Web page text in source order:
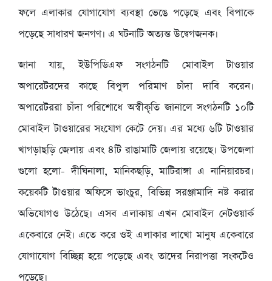
ফলে এলাকার যোগাযোগ ব্যবস্থা ভেঙে পড়েছে এবং বিপাকে
পড়েছে সাধারণ জনগণ। এ ঘটনাটি অত্যন্ত উদ্বেগজনক।
জানা যায়, ইউপিডিএফ সংগঠনটি মোবাইল টাওয়ার
অপারেটরদের কাছে বিপুল পরিমাণ চাঁদা দাবি করেন।
অপারেটররা চাঁদা পরিশোধে অস্বীকৃতি জানালে সংগঠনটি ১০টি
মোবাইল টাওয়ারের সংযোগ কেটে দেয়। এর মধ্যে ৬টি টাওয়ার
খাগড়াছড়ি জেলায় এবং ৪টি রাঙামাটি জেলায় রয়েছে। উপজেলা
গুলো হলো- দীঘিনালা, মানিকছড়ি, মাটিরাঙ্গা এ নানিয়ারচর।
কয়েকটি টাওয়ার অফিসে ভাংচুর, বিভিন্ন সরঞ্জামাদি নষ্ট করার
অভিযোগও উঠেছে। এসব এলাকায় এখন মোবাইল নেটওয়ার্ক
একেবারে নেই। এতে করে ওই এলাকার লাখো মানুষ একেবারে
যোগাযোগ বিচ্ছিন্ন হয়ে পড়েছে এবং তাদের নিরাপত্তা সংকটেও
পড়েছে।